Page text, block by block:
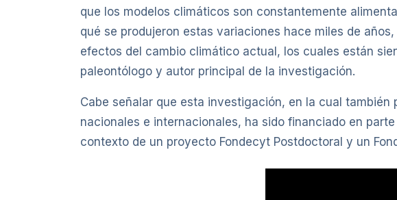
que los modelos climáticos son constantemente
qué se produjeron estas variaciones hace miles de
efectos del cambio climático actual, los cuales están
paleontólogo y autor principal de la investigación.
Cabe señalar que esta investigación, en la cual
nacionales e internacionales, ha sido financiado en
contexto de un proyecto Fondecyt Postdoctoral y un